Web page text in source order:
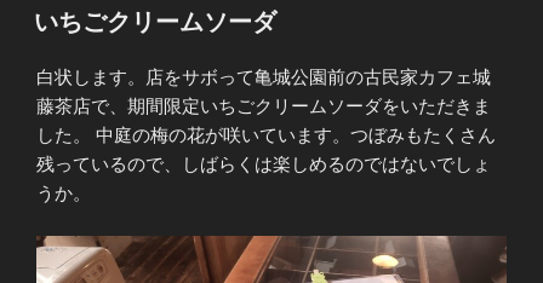
稿
日:
いちごクリームソーダ
白状します。店をサボって亀城公園前の古民家カフェ城
藤茶店で、期間限定いちごクリームソーダをいただきま
した。 中庭の梅の花が咲いています。つぼみもたくさん
残っているので、しばらくは楽しめるのではないでしょ
うか。